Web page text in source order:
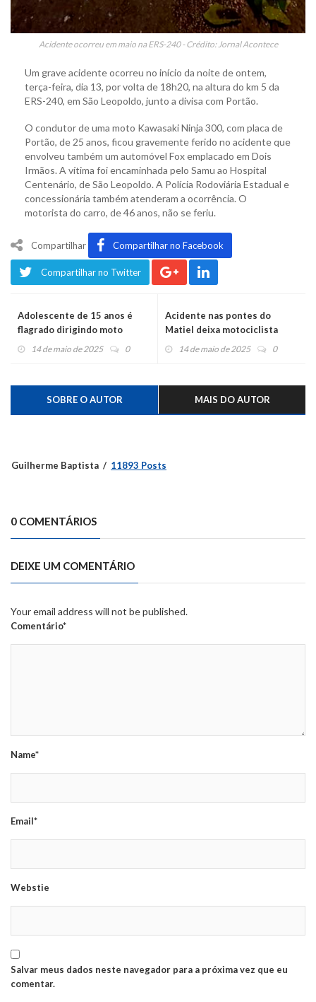
Acidente ocorreu em maio na ERS-240 - Crédito: Jornal Acontece
Um grave acidente ocorreu no início da noite de ontem,
terça-feira, dia 13, por volta de 18h20, na altura do km 5 da
ERS-240, em São Leopoldo, junto a divisa com Portão.
O condutor de uma moto Kawasaki Ninja 300, com placa de
Portão, de 25 anos, ficou gravemente ferido no acidente que
envolveu também um automóvel Fox emplacado em Dois
Irmãos. A vítima foi encaminhada pelo Samu ao Hospital
Centenário, de São Leopoldo. A Polícia Rodoviária Estadual e
concessionária também atenderam a ocorrência. O
motorista do carro, de 46 anos, não se feriu.
Compartilhar Compartilhar no Facebook
Compartilhar no Twitter
Adolescente de 15 anos é
flagrado dirigindo moto
furtada14 de maio de 2025 0
Acidente nas pontes do
Matiel deixa motociclista
ferida14 de maio de 2025 0
SOBRE O AUTOR MAIS DO AUTOR
Guilherme Baptista 11893 Posts
0 COMENTÁRIOS
DEIXE UM COMENTÁRIO
Your email address will not be published.
Comentário*
Name*
Email*
Webstie
Salvar meus dados neste navegador para a próxima vez que eu
comentar.